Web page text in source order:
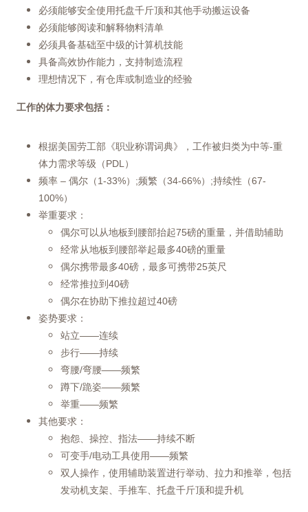
必须能够安全使用托盘千斤顶和其他手动搬运设备
必须能够阅读和解释物料清单
必须具备基础至中级的计算机技能
具备高效协作能力，支持制造流程
理想情况下，有仓库或制造业的经验
工作的体力要求包括：
根据美国劳工部《职业称谓词典》，工作被归类为中等-重
体力需求等级（PDL）
频率 – 偶尔（1-33%）;频繁（34-66%）;持续性（67-
100%）
举重要求：
偶尔可以从地板到腰部抬起75磅的重量，并借助辅助
经常从地板到腰部举起最多40磅的重量
偶尔携带最多40磅，最多可携带25英尺
经常推拉到40磅
偶尔在协助下推拉超过40磅
姿势要求：
站立——连续
步行——持续
弯腰/弯腰——频繁
蹲下/跪姿——频繁
举重——频繁
其他要求：
抱怨、操控、指法——持续不断
可变手/电动工具使用——频繁
双人操作，使用辅助装置进行举动、拉力和推举，包括
发动机支架、手推车、托盘千斤顶和提升机